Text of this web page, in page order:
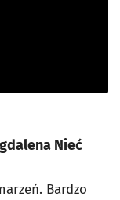
Nieć
Bardzo